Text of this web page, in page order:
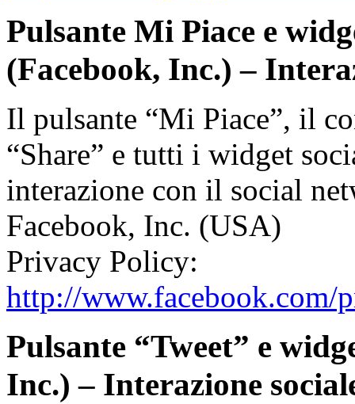
Pulsante Mi Piace e
(Facebook, Inc.) –
Il pulsante “Mi Piace”, il
“Share” e tutti i widget
interazione con il social
Facebook, Inc. (USA)
Privacy Policy:
http://www.facebook.com/
Pulsante “Tweet” e
Inc.) – Interazione